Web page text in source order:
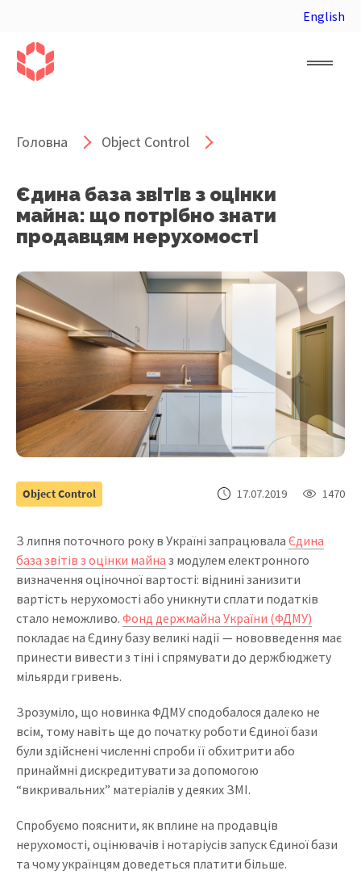
English
Головна Object Control
Єдина база звітів з оцінки
майна: що потрібно знати
продавцям нерухомості
Object Control 17.07.2019 1470
З липня поточного року в Україні запрацювала Єдина
база звітів з оцінки майна з модулем електронного
визначення оціночної вартості: віднині занизити
вартість нерухомості або уникнути сплати податків
стало неможливо. Фонд держмайна України (ФДМУ)
покладає на Єдину базу великі надії — нововведення має
принести вивести з тіні і спрямувати до держбюджету
мільярди гривень.
Зрозуміло, що новинка ФДМУ сподобалося далеко не
всім, тому навіть ще до початку роботи Єдиної бази
були здійснені численні спроби її обхитрити або
принаймні дискредитувати за допомогою
“викривальних” матеріалів у деяких ЗМІ.
Спробуємо пояснити, як вплине на продавців
нерухомості, оцінювачів і нотаріусів запуск Єдиної бази
та чому українцям доведеться платити більше.